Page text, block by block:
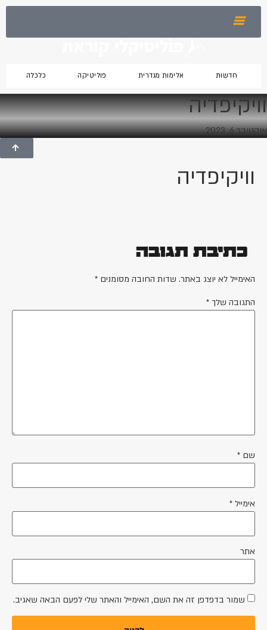
חדשות אלימות מגדרית פוליטיקה כלכלה
וויקיפדיה
אוקטובר 6, 2023
וויקיפדיה
כתיבת תגובה
האימייל לא יוצג באתר. שדות החובה מסומנים *
התגובה שלך *
שם *
אימייל *
אתר
שמור בדפדפן זה את השם, האימייל והאתר שלי לפעם הבאה שאגיב.